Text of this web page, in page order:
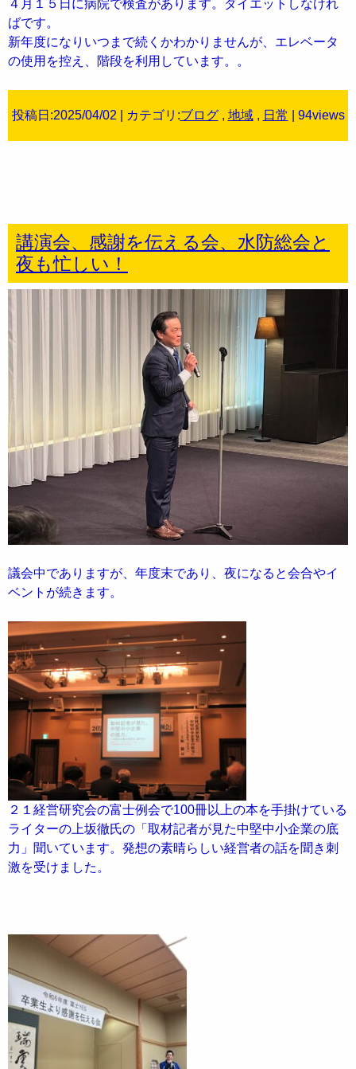
４月１５日に病院で検査があります。ダイエットしなけれ
ばです。
新年度になりいつまで続くかわかりませんが、エレベータ
の使用を控え、階段を利用しています。。
投稿日:2025/04/02 | カテゴリ:ブログ, 地域, 日常 | 94views
講演会、感謝を伝える会、水防総会と
夜も忙しい！
議会中でありますが、年度末であり、夜になると会合やイ
ベントが続きます。
２１経営研究会の富士例会で100冊以上の本を手掛けている
ライターの上坂徹氏の「取材記者が見た中堅中小企業の底
力」聞いています。発想の素晴らしい経営者の話を聞き刺
激を受けました。